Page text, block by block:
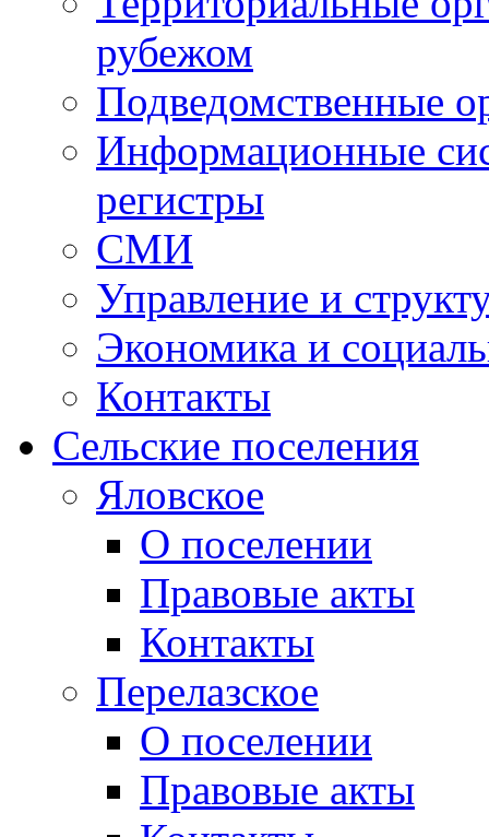
рубежом
Подведомственные
Информационные
регистры
СМИ
Управление и
Экономика и
Контакты
Сельские поселения
Яловское
О поселении
Правовые акты
Контакты
Перелазское
О поселении
Правовые акты